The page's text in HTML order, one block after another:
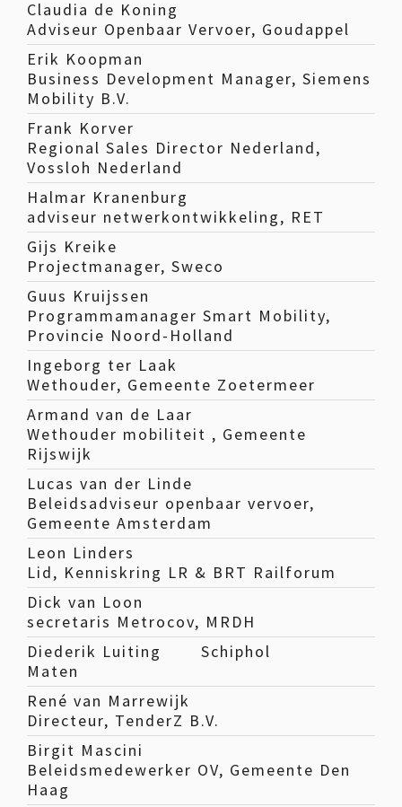
Claudia de Koning
Adviseur Openbaar Vervoer, Goudappel
Erik Koopman
Business Development Manager, Siemens
Mobility B.V.
Frank Korver
Regional Sales Director Nederland,
Vossloh Nederland
Halmar Kranenburg
adviseur netwerkontwikkeling, RET
Gijs Kreike
Projectmanager, Sweco
Guus Kruijssen
Programmamanager Smart Mobility,
Provincie Noord-Holland
Ingeborg ter Laak
Wethouder, Gemeente Zoetermeer
Armand van de Laar
Wethouder mobiliteit , Gemeente
Rijswijk
Lucas van der Linde
Beleidsadviseur openbaar vervoer,
Gemeente Amsterdam
Leon Linders
Lid, Kenniskring LR & BRT Railforum
Dick van Loon
secretaris Metrocov, MRDH
Diederik Luiting
Maten
Schiphol
René van Marrewijk
Directeur, TenderZ B.V.
Birgit Mascini
Beleidsmedewerker OV, Gemeente Den
Haag